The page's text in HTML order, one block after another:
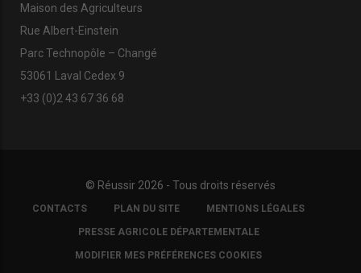
Maison des Agriculteurs
Rue Albert-Einstein
Parc Technopôle – Changé
53061 Laval Cedex 9
+33 (0)2 43 67 36 68
© Réussir 2026 - Tous droits réservés
FOOTER
COPYRIGHT
CONTACTS PLAN DU SITE MENTIONS LÉGALES
PRESSE AGRICOLE DÉPARTEMENTALE
MODIFIER MES PRÉFÉRENCES COOKIES